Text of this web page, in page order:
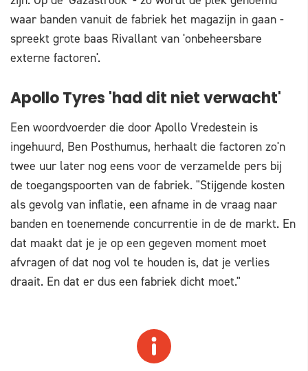
waar banden vanuit de fabriek het magazijn in gaan -
spreekt grote baas Rivallant van 'onbeheersbare
externe factoren'.
Apollo Tyres 'had dit niet verwacht'
Een woordvoerder die door Apollo Vredestein is
ingehuurd, Ben Posthumus, herhaalt die factoren zo'n
twee uur later nog eens voor de verzamelde pers bij
de toegangspoorten van de fabriek. "Stijgende kosten
als gevolg van inflatie, een afname in de vraag naar
banden en toenemende concurrentie in de de markt. En
dat maakt dat je je op een gegeven moment moet
afvragen of dat nog vol te houden is, dat je verlies
draait. En dat er dus een fabriek dicht moet."